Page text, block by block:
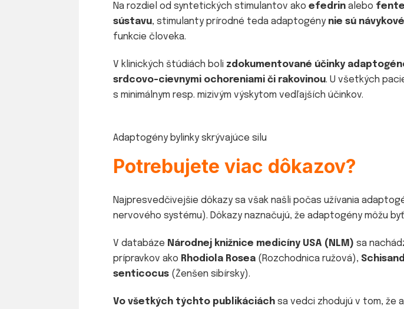
Na rozdiel od syntetických stimulantov ako efedrin alebo
sústavu, stimulanty prírodné teda adaptogény nie sú návykové
funkcie človeka.
V klinických štúdiách boli zdokumentované účinky
srdcovo-cievnymi ochoreniami či rakovinou. U všetkých
s minimálnym resp. mizivým výskytom vedľajších účinkov.
Adaptogény bylinky skrývajúce silu
Potrebujete viac dôkazov?
Najpresvedčivejšie dôkazy sa však našli počas užívania
nervového systému). Dôkazy naznačujú, že adaptogény môžu
V databáze Národnej knižnice medicíny USA (NLM) sa
prípravkov ako Rhodiola Rosea (Rozchodnica ružová),
senticocus (Ženšen sibírsky).
Vo všetkých týchto publikáciách sa vedci zhodujú v tom, že